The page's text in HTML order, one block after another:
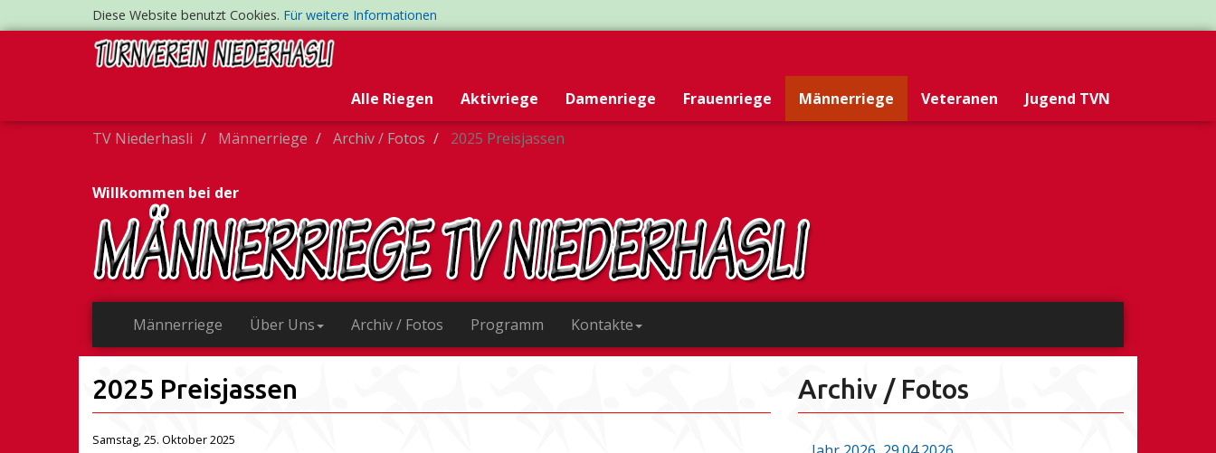
Diese Website benutzt Cookies. Für weitere Informationen
Alle Riegen Aktivriege Damenriege Frauenriege Männerriege Veteranen
Jugend TVN
TV Niederhasli
Männerriege Archiv / Fotos 2025 Preisjassen
Willkommen bei der
Männerriege Über Uns Archiv / Fotos Programm Kontakte
2025 Preisjassen
Samstag, 25. Oktober 2025
Archiv / Fotos